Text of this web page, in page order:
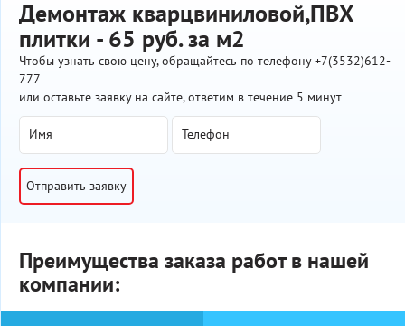
Демонтаж кварцвиниловой,ПВХ
плитки - 65 руб. за м2
Чтобы узнать свою цену, обращайтесь по телефону +7(3532)612-
777
или оставьте заявку на сайте, ответим в течение 5 минут
Отправить заявку
Преимущества заказа работ в нашей
компании: